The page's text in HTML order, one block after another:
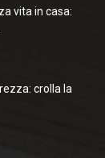
vita in casa:
crolla la